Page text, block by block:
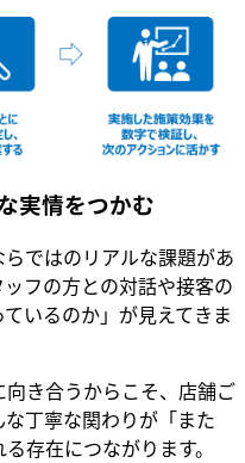
実情をつかむ
ではのリアルな課題があ
フの方との対話や接客の
いるのか」が見えてきま
き合うからこそ、店舗ご
丁寧な関わりが「また
存在につながります。